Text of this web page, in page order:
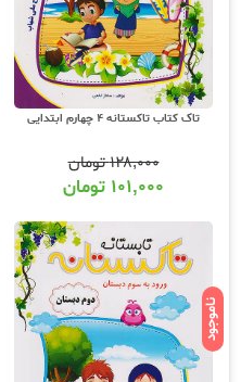
تاک کتاب تاکستانه 4 چهارم ابتدایی
۱۲۸,۰۰۰تومان
۱۰۱,۰۰۰ تومان
ناموجود